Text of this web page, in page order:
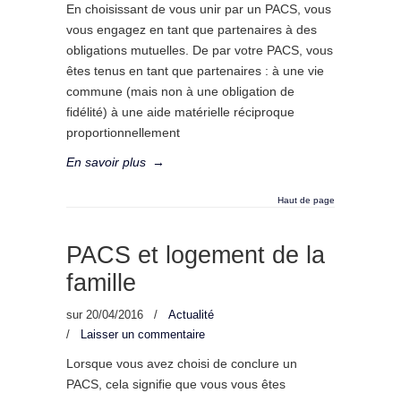
En choisissant de vous unir par un PACS, vous
vous engagez en tant que partenaires à des
obligations mutuelles. De par votre PACS, vous
êtes tenus en tant que partenaires : à une vie
commune (mais non à une obligation de
fidélité) à une aide matérielle réciproque
proportionnellement
En savoir plus →
Haut de page
PACS et logement de la
famille
sur 20/04/2016 /
Actualité
/
Laisser un commentaire
Lorsque vous avez choisi de conclure un
PACS, cela signifie que vous vous êtes